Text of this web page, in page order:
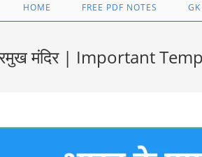
HOME FREE PDF NOTES
मंदिर | Important